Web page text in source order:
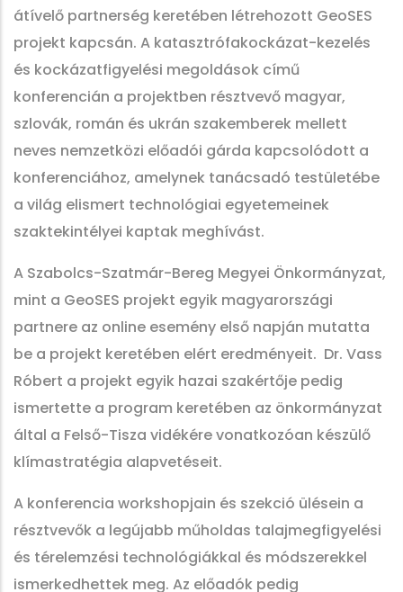
átívelő partnerség keretében létrehozott GeoSES
projekt kapcsán. A katasztrófakockázat-kezelés
és kockázatfigyelési megoldások című
konferencián a projektben résztvevő magyar,
szlovák, román és ukrán szakemberek mellett
neves nemzetközi előadói gárda kapcsolódott a
konferenciához, amelynek tanácsadó testületébe
a világ elismert technológiai egyetemeinek
szaktekintélyei kaptak meghívást.
A Szabolcs-Szatmár-Bereg Megyei Önkormányzat,
mint a GeoSES projekt egyik magyarországi
partnere az online esemény első napján mutatta
be a projekt keretében elért eredményeit. Dr. Vass
Róbert a projekt egyik hazai szakértője pedig
ismertette a program keretében az önkormányzat
által a Felső-Tisza vidékére vonatkozóan készülő
klímastratégia alapvetéseit.
A konferencia workshopjain és szekció ülésein a
résztvevők a legújabb műholdas talajmegfigyelési
és térelemzési technológiákkal és módszerekkel
ismerkedhettek meg. Az előadók pedig